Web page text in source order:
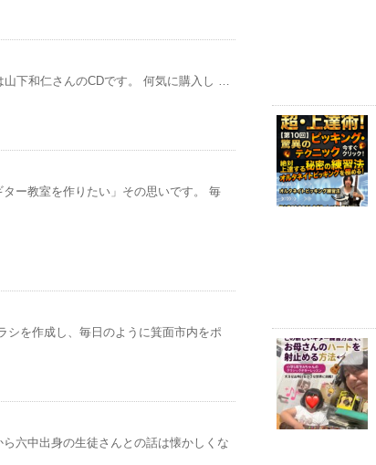
下和仁さんのCDです。 何気に購入し …
ー教室を作りたい」その思いです。 毎
シを作成し、毎日のように箕面市内をポ
六中出身の生徒さんとの話は懐かしくな